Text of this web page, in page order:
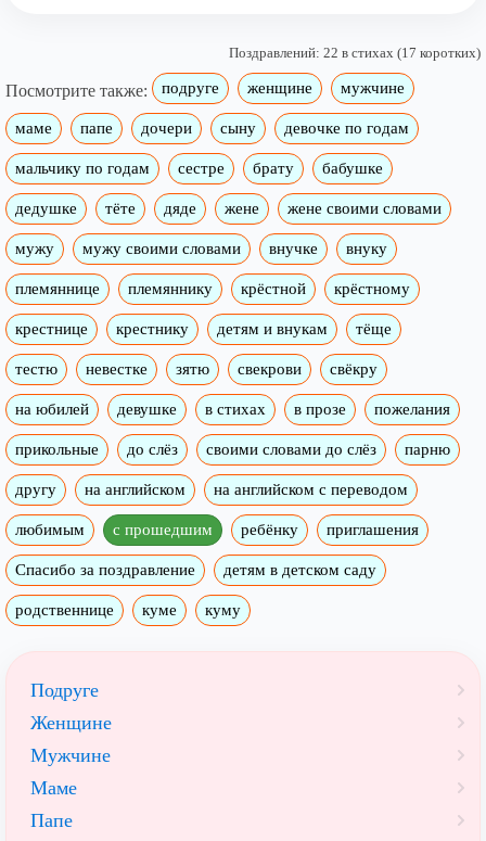
Поздравлений: 22 в стихах (17 коротких)
Посмотрите также: подруге женщине мужчине
маме папе дочери сыну девочке по годам
мальчику по годам сестре брату бабушке
дедушке тёте дяде жене жене своими словами
мужу мужу своими словами внучке внуку
племяннице племяннику крёстной крёстному
крестнице крестнику детям и внукам тёще
тестю невестке зятю свекрови свёкру
на юбилей девушке в стихах в прозе пожелания
прикольные до слёз своими словами до слёз парню
другу на английском на английском с переводом
любимым с прошедшим ребёнку приглашения
Спасибо за поздравление детям в детском саду
родственнице куме куму
Подруге
Женщине
Мужчине
Маме
Папе